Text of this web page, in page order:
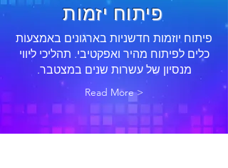
פיתוח יזמות
פיתוח יוזמות חדשניות בארגונים באמצעות
כלים לפיתוח מהיר ואפקטיבי. תהליכי ליווי
מנסיון של עשרות שנים במצטבר.
Read More >